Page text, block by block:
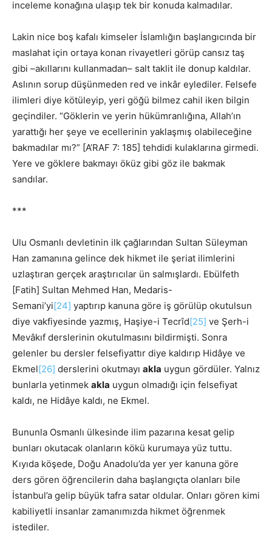
inceleme konağına ulaşıp tek bir konuda kalmadılar.
Lakin nice boş kafalı kimseler İslamlığın başlangıcında bir
maslahat için ortaya konan rivayetleri görüp cansız taş
gibi –akıllarını kullanmadan– salt taklit ile donup kaldılar.
Aslının sorup düşünmeden red ve inkâr eylediler. Felsefe
ilimleri diye kötüleyip, yeri göğü bilmez cahil iken bilgin
geçindiler. “Göklerin ve yerin hükümranlığına, Allah’ın
yarattığı her şeye ve ecellerinin yaklaşmış olabileceğine
bakmadılar mı?” [A’RAF 7: 185] tehdidi kulaklarına girmedi.
Yere ve göklere bakmayı öküz gibi göz ile bakmak
sandılar.
***
Ulu Osmanlı devletinin ilk çağlarından Sultan Süleyman
Han zamanına gelince dek hikmet ile şeriat ilimlerini
uzlaştıran gerçek araştırıcılar ün salmışlardı. Ebülfeth
[Fatih] Sultan Mehmed Han, Medaris-
Semani’yi[24] yaptırıp kanuna göre iş görülüp okutulsun
diye vakfiyesinde yazmış, Haşiye-i Tecrîd[25] ve Şerh-i
Mevâkıf derslerinin okutulmasını bildirmişti. Sonra
gelenler bu dersler felsefiyattır diye kaldırıp Hidâye ve
Ekmel[26] derslerini okutmayı akla uygun gördüler. Yalnız
bunlarla yetinmek akla uygun olmadığı için felsefiyat
kaldı, ne Hidâye kaldı, ne Ekmel.
Bununla Osmanlı ülkesinde ilim pazarına kesat gelip
bunları okutacak olanların kökü kurumaya yüz tuttu.
Kıyıda köşede, Doğu Anadolu’da yer yer kanuna göre
ders gören öğrencilerin daha başlangıçta olanları bile
İstanbul’a gelip büyük tafra satar oldular. Onları gören kimi
kabiliyetli insanlar zamanımızda hikmet öğrenmek
istediler.